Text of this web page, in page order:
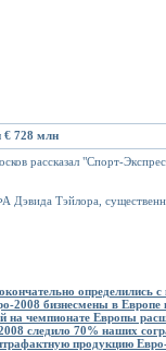
€ 728 млн
рассказал "Спорт-
Дэвида Тэйлора,
определились
2008 бизнесмены в
на чемпионате Европы
следило 70% наших
продукцию